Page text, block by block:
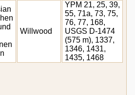
Willwood
YPM 21, 25, 39,
55, 71a, 73, 75,
76, 77, 168,
USGS D-1474
(575 m), 1337,
1346, 1431,
1435, 1468